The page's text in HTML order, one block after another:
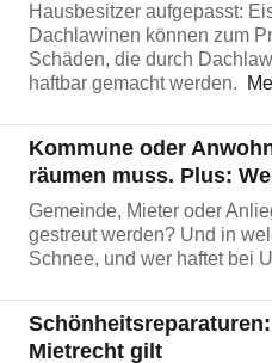
Hausbesitzer aufgepasst:
Dachlawinen können zum
Schäden, die durch
haftbar gemacht werden.
Kommune oder
räumen muss. Plus:
Gemeinde, Mieter oder
gestreut werden? Und in
Schnee, und wer haftet bei
Mietrecht gilt